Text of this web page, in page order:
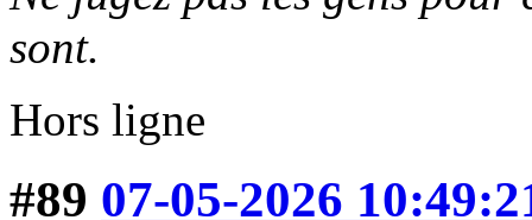
sont.
Hors ligne
#89 07-05-2026